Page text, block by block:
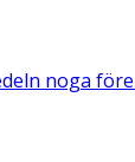
noga